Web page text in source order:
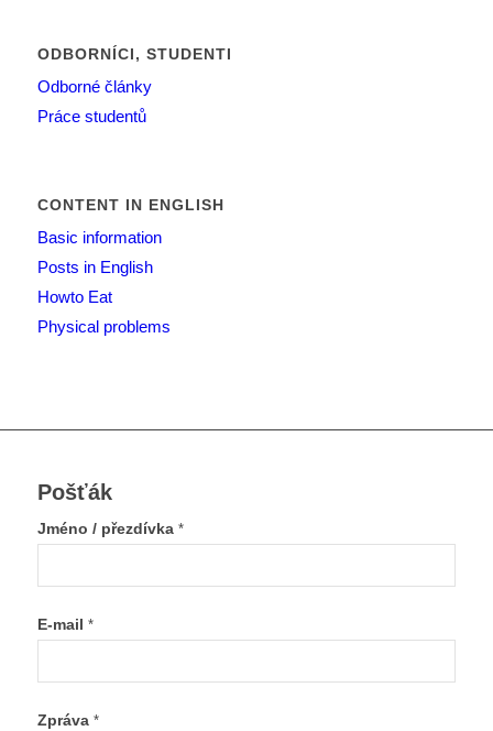
ODBORNÍCI, STUDENTI
Odborné články
Práce studentů
CONTENT IN ENGLISH
Basic information
Posts in English
Howto Eat
Physical problems
Pošťák
Jméno / přezdívka *
E-mail *
Zpráva *